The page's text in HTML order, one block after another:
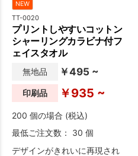
NEW
TT-0020
プリントしやすいコットン
シャーリングカラビナ付フ
ェイスタオル
無地品 ￥495 ~
印刷品 ￥935 ~
200 個の場合 (税込)
最低ご注文数： 30 個
デザインがきれいに再現され